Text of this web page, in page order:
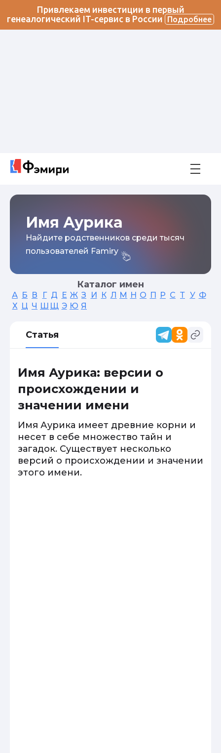
Привлекаем инвестиции в первый
генеалогический IT-сервис в России
Подробнее
Имя Аурика
Найдите родственников среди тысяч
пользователей Famiry
Каталог имен
А Б В Г Д Е Ж З И К Л М Н О П Р С Т У Ф
Х Ц Ч Ш Щ Э Ю Я
Статья
Имя Аурика: версии о
происхождении и
значении имени
Имя Аурика имеет древние корни и
несет в себе множество тайн и
загадок. Существует несколько
версий о происхождении и значении
этого имени.